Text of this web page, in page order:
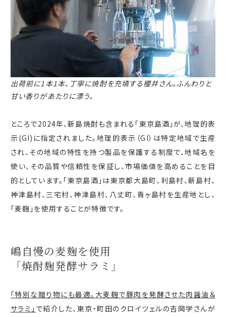
出荷前に1本1本、丁寧に焼酎を充填する櫻井さん。ふんわりと
甘い香りがあたりに漂う。
ところで2024年、新島焼酎も含まれる「東京島酒」が、地理的表
示(GI) に指定されました。地理的表示（GI）は特定地域で生産
され、その地域の特性を持つ製品を保護する制度で、地域名を
使い、その品質や信頼性を保証し、市場価値を高めることを目
的としています。「東京島酒」は東京都大島町、利島村、新島村、
神津島村、三宅村、神津島村、八丈町、青ヶ島村を生産地とし、
「麦麹」を使用することが特徴です。
嶋自慢の麦麹を使用
「焼酎麹発酵サラミ」
「特別な贈り物にも最適。大麦麹で豚肉を発酵させた肉醤油＆
サラミ」 で紹介した、東京・町田のクロイツェルの吉岡学さんが